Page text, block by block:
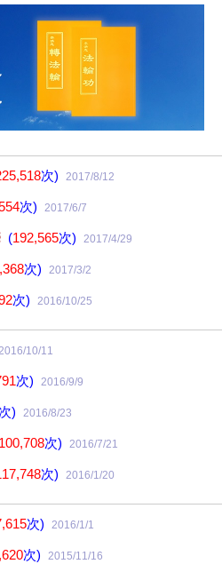
次) 2017/8/12
次) 2017/6/7
(192,565次) 2017/4/29
次) 2017/3/2
次) 2016/10/25
2016/10/11
次) 2016/9/9
次) 2016/8/23
100,708次) 2016/7/21
次) 2016/1/20
次) 2016/1/1
次) 2015/11/16